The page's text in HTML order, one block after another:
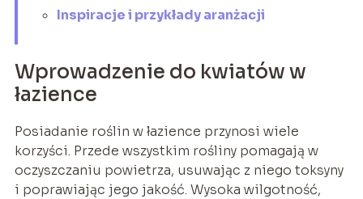
Inspiracje i przykłady aranżacji
Wprowadzenie do kwiatów w
łazience
Posiadanie roślin w łazience przynosi wiele
korzyści. Przede wszystkim rośliny pomagają w
oczyszczaniu powietrza, usuwając z niego toksyny
i poprawiając jego jakość. Wysoka wilgotność,